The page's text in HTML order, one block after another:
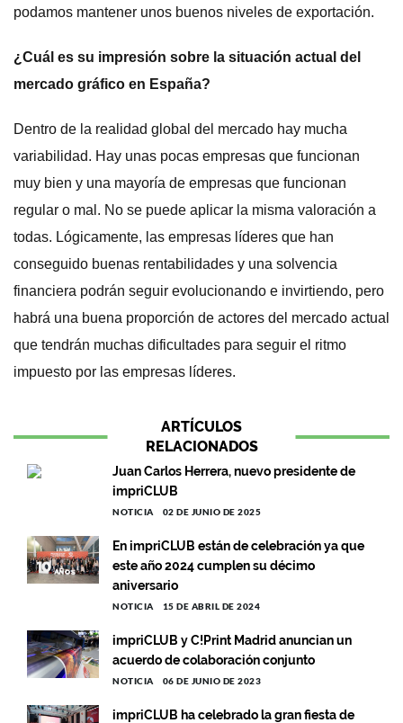
podamos mantener unos buenos niveles de exportación.
¿Cuál es su impresión sobre la situación actual del
mercado gráfico en España?
Dentro de la realidad global del mercado hay mucha
variabilidad. Hay unas pocas empresas que funcionan
muy bien y una mayoría de empresas que funcionan
regular o mal. No se puede aplicar la misma valoración a
todas. Lógicamente, las empresas líderes que han
conseguido buenas rentabilidades y una solvencia
financiera podrán seguir evolucionando e invirtiendo, pero
habrá una buena proporción de actores del mercado actual
que tendrán muchas dificultades para seguir el ritmo
impuesto por las empresas líderes.
ARTÍCULOS
RELACIONADOS
Juan Carlos Herrera, nuevo presidente de
impriCLUB
NOTICIA 02 DE JUNIO DE 2025
En impriCLUB están de celebración ya que
este año 2024 cumplen su décimo
aniversario
NOTICIA 15 DE ABRIL DE 2024
impriCLUB y C!Print Madrid anuncian un
acuerdo de colaboración conjunto
NOTICIA 06 DE JUNIO DE 2023
impriCLUB ha celebrado la gran fiesta de